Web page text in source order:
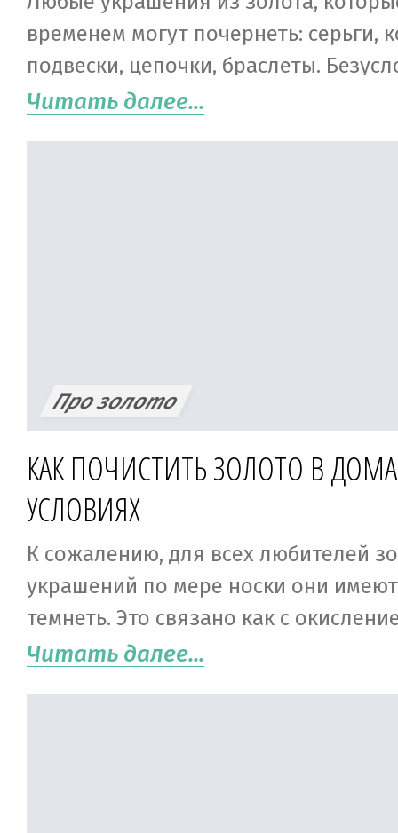
временем могут почернеть: серьги,
подвески, цепочки, браслеты.
очень расстраивает. Рассмотрим
Читать далее...
Про золото
КАК ПОЧИСТИТЬ ЗОЛОТО В
УСЛОВИЯХ
К сожалению, для всех любителей
украшений по мере носки они
темнеть. Это связано как с
(добавок к золоту, которые
Читать далее...